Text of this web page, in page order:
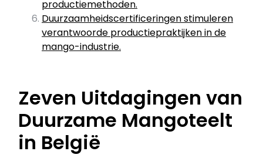
productiemethoden.
Duurzaamheidscertificeringen stimuleren
verantwoorde productiepraktijken in de
mango-industrie.
Zeven Uitdagingen van
Duurzame Mangoteelt
in België